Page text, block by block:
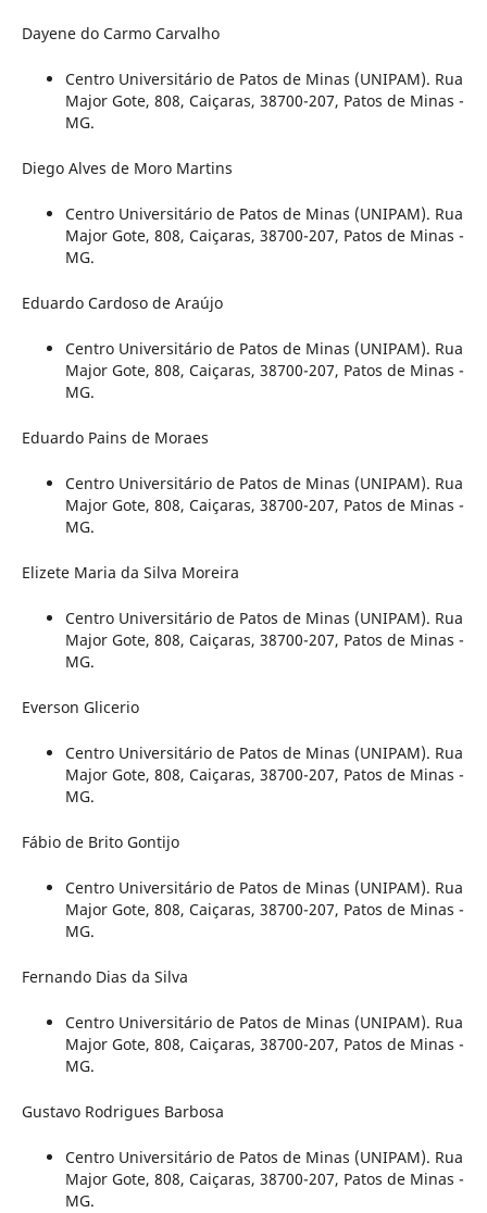
Dayene do Carmo Carvalho
Centro Universitário de Patos de Minas (UNIPAM). Rua
Major Gote, 808, Caiçaras, 38700-207, Patos de Minas -
MG.
Diego Alves de Moro Martins
Centro Universitário de Patos de Minas (UNIPAM). Rua
Major Gote, 808, Caiçaras, 38700-207, Patos de Minas -
MG.
Eduardo Cardoso de Araújo
Centro Universitário de Patos de Minas (UNIPAM). Rua
Major Gote, 808, Caiçaras, 38700-207, Patos de Minas -
MG.
Eduardo Pains de Moraes
Centro Universitário de Patos de Minas (UNIPAM). Rua
Major Gote, 808, Caiçaras, 38700-207, Patos de Minas -
MG.
Elizete Maria da Silva Moreira
Centro Universitário de Patos de Minas (UNIPAM). Rua
Major Gote, 808, Caiçaras, 38700-207, Patos de Minas -
MG.
Everson Glicerio
Centro Universitário de Patos de Minas (UNIPAM). Rua
Major Gote, 808, Caiçaras, 38700-207, Patos de Minas -
MG.
Fábio de Brito Gontijo
Centro Universitário de Patos de Minas (UNIPAM). Rua
Major Gote, 808, Caiçaras, 38700-207, Patos de Minas -
MG.
Fernando Dias da Silva
Centro Universitário de Patos de Minas (UNIPAM). Rua
Major Gote, 808, Caiçaras, 38700-207, Patos de Minas -
MG.
Gustavo Rodrigues Barbosa
Centro Universitário de Patos de Minas (UNIPAM). Rua
Major Gote, 808, Caiçaras, 38700-207, Patos de Minas -
MG.